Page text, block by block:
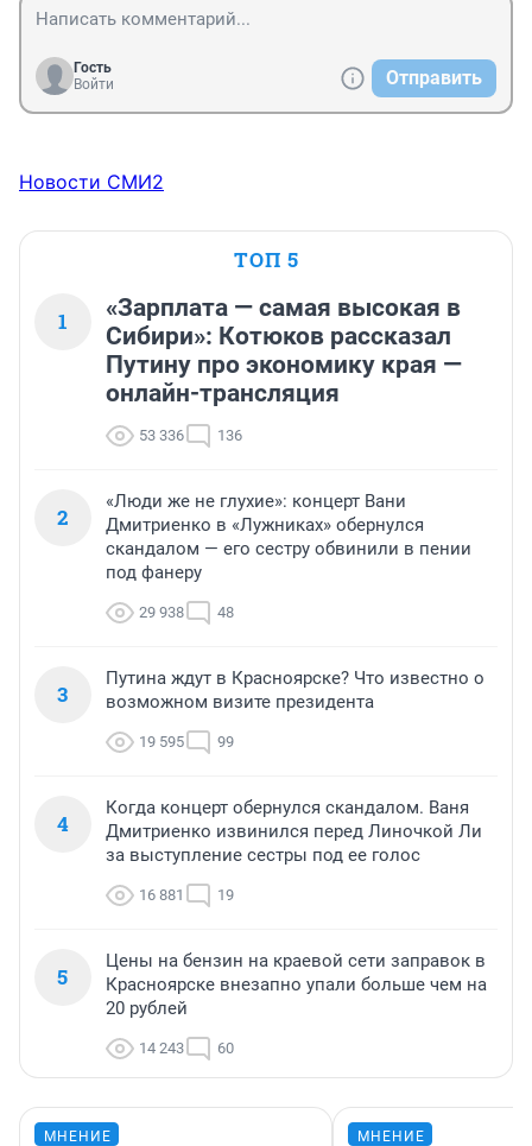
это песня А. Градского памяти академика Сахарова.
Как она сейчас актуальна
Гость
Войти
Отправить
Новости СМИ2
ТОП 5
1
«Зарплата — самая высокая в
Сибири»: Котюков рассказал
Путину про экономику края —
онлайн-трансляция
53 336 136
2
«Люди же не глухие»: концерт Вани
Дмитриенко в «Лужниках» обернулся
скандалом — его сестру обвинили в пении
под фанеру
29 938 48
3
Путина ждут в Красноярске? Что известно о
возможном визите президента
19 595 99
4
Когда концерт обернулся скандалом. Ваня
Дмитриенко извинился перед Линочкой Ли
за выступление сестры под ее голос
16 881 19
5
Цены на бензин на краевой сети заправок в
Красноярске внезапно упали больше чем на
20 рублей
14 243 60
МНЕНИЕ МНЕНИЕ